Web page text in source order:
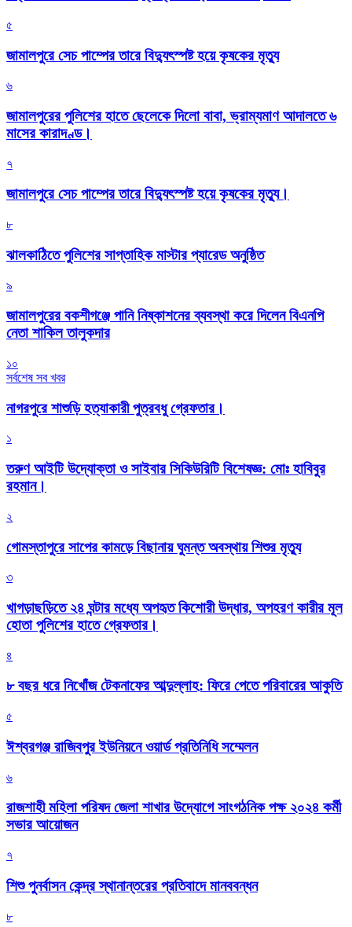
৫
জামালপুরে সেচ পাম্পের তারে বিদ্যুৎস্পষ্ট হয়ে কৃষকের মৃত্যু
৬
জামালপুরের পুলিশের হাতে ছেলেকে দিলো বাবা, ভ্রাম্যমাণ আদালতে ৬
মাসের কারাদণ্ড।
৭
জামালপুরে সেচ পাম্পের তারে বিদ্যুৎস্পষ্ট হয়ে কৃষকের মৃত্যু।
৮
‎ঝালকাঠিতে পুলিশের সাপ্তাহিক মাস্টার প্যারেড অনুষ্ঠিত
৯
জামালপুরের বকশীগঞ্জে পানি নিষ্কাশনের ব্যবস্থা করে দিলেন বিএনপি
নেতা শাকিল তালুকদার
১০
সর্বশেষ সব খবর
নাগরপুরে শাশুড়ি হত্যাকারী পুত্রবধু গ্রেফতার।
১
তরুণ আইটি উদ্যোক্তা ও সাইবার সিকিউরিটি বিশেষজ্ঞ: মোঃ হাবিবুর
রহমান।
২
গোমস্তাপুরে সাপের কামড়ে বিছানায় ঘুমন্ত অবস্থায় শিশুর মৃত্যু
৩
খাগড়াছড়িতে ২৪ ঘন্টার মধ্যে অপহৃত কিশোরী উদ্ধার, অপহরণ কারীর মূল
হোতা পুলিশের হাতে গ্রেফতার।
৪
৮ বছর ধরে নিখোঁজ টেকনাফের আব্দুল্লাহ: ফিরে পেতে পরিবারের আকুতি
৫
ঈশ্বরগঞ্জ রাজিবপুর ইউনিয়নে ওয়ার্ড প্রতিনিধি সম্মেলন
৬
রাজশাহী মহিলা পরিষদ জেলা শাখার উদ্যোগে সাংগঠনিক পক্ষ ২০২৪ কর্মী
সভার আয়োজন
৭
শিশু পুনর্বাসন কেন্দ্র স্থানান্তরের প্রতিবাদে মানববন্ধন
৮